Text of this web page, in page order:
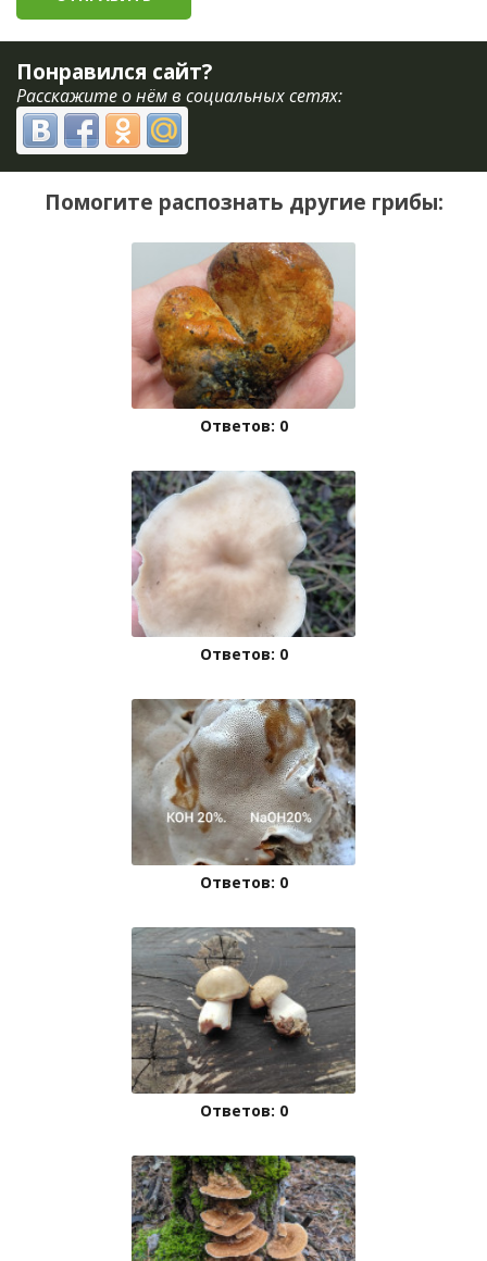
Понравился сайт?
Расскажите о нём в социальных сетях:
Помогите распознать другие грибы:
Ответов: 0
Ответов: 0
Ответов: 0
Ответов: 0